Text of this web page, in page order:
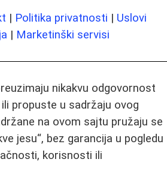
| Politika privatnosti | Uslovi
| Marketinški servisi
nikakvu odgovornost
propuste u sadržaju ovog
na ovom sajtu pružaju se
jesu“, bez garancija u pogledu
korisnosti ili